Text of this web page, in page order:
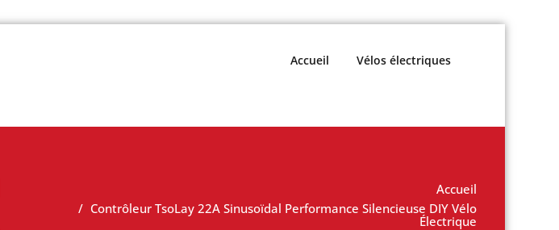
Accueil Vélos électriques
Accueil
Contrôleur TsoLay 22A Sinusoïdal Performance Silencieuse DIY Vélo
Électrique